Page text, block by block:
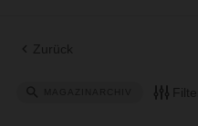
Zurück